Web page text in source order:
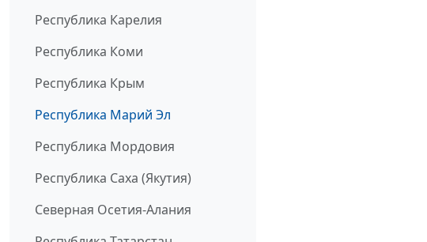
Республика Карелия
Республика Коми
Республика Крым
Республика Марий Эл
Республика Мордовия
Республика Саха (Якутия)
Северная Осетия-Алания